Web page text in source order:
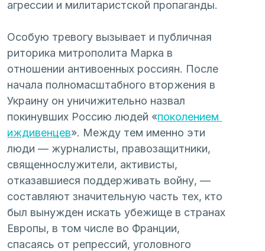
агрессии и милитаристской пропаганды.
Особую тревогу вызывает и публичная
риторика митрополита Марка в
отношении антивоенных россиян. После
начала полномасштабного вторжения в
Украину он уничижительно назвал
покинувших Россию людей «поколением
иждивенцев». Между тем именно эти
люди — журналисты, правозащитники,
священнослужители, активисты,
отказавшиеся поддерживать войну, —
составляют значительную часть тех, кто
был вынужден искать убежище в странах
Европы, в том числе во Франции,
спасаясь от репрессий, уголовного